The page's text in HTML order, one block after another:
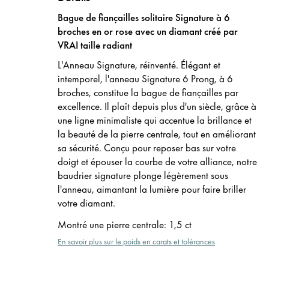
Bague de fiançailles solitaire Signature à 6
broches en or rose avec un diamant créé par
VRAI taille radiant
L'Anneau Signature, réinventé. Élégant et
intemporel, l'anneau Signature 6 Prong, à 6
broches, constitue la bague de fiançailles par
excellence. Il plaît depuis plus d'un siècle, grâce à
une ligne minimaliste qui accentue la brillance et
la beauté de la pierre centrale, tout en améliorant
sa sécurité. Conçu pour reposer bas sur votre
doigt et épouser la courbe de votre alliance, notre
baudrier signature plonge légèrement sous
l'anneau, aimantant la lumière pour faire briller
votre diamant.
Montré une pierre centrale: 1,5 ct
En savoir plus sur le poids en carats et tolérances